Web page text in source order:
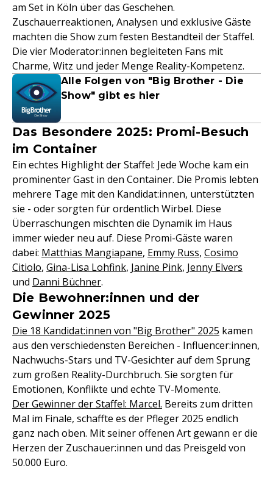
am Set in Köln über das Geschehen.
Zuschauerreaktionen, Analysen und exklusive Gäste
machten die Show zum festen Bestandteil der Staffel.
Die vier Moderator:innen begleiteten Fans mit
Charme, Witz und jeder Menge Reality-Kompetenz.
Alle Folgen von "Big Brother - Die
Show" gibt es hier
Das Besondere 2025: Promi-Besuch
im Container
Ein echtes Highlight der Staffel: Jede Woche kam ein
prominenter Gast in den Container. Die Promis lebten
mehrere Tage mit den Kandidat:innen, unterstützten
sie - oder sorgten für ordentlich Wirbel. Diese
Überraschungen mischten die Dynamik im Haus
immer wieder neu auf. Diese Promi-Gäste waren
dabei: Matthias Mangiapane, Emmy Russ, Cosimo
Citiolo, Gina-Lisa Lohfink, Janine Pink, Jenny Elvers
und Danni Büchner.
Die Bewohner:innen und der
Gewinner 2025
Die 18 Kandidat:innen von "Big Brother" 2025 kamen
aus den verschiedensten Bereichen - Influencer:innen,
Nachwuchs-Stars und TV-Gesichter auf dem Sprung
zum großen Reality-Durchbruch. Sie sorgten für
Emotionen, Konflikte und echte TV-Momente.
Der Gewinner der Staffel: Marcel. Bereits zum dritten
Mal im Finale, schaffte es der Pfleger 2025 endlich
ganz nach oben. Mit seiner offenen Art gewann er die
Herzen der Zuschauer:innen und das Preisgeld von
50.000 Euro.